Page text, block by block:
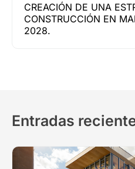
CREACIÓN DE UNA
CONSTRUCCIÓN EN
2028.
Entradas